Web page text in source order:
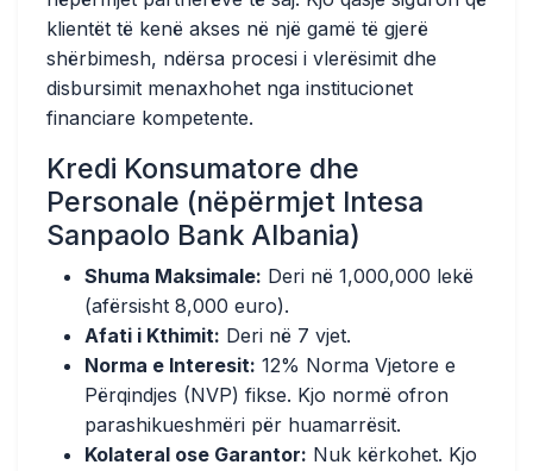
klientët të kenë akses në një gamë të gjerë
shërbimesh, ndërsa procesi i vlerësimit dhe
disbursimit menaxhohet nga institucionet
financiare kompetente.
Kredi Konsumatore dhe
Personale (nëpërmjet Intesa
Sanpaolo Bank Albania)
Shuma Maksimale: Deri në 1,000,000 lekë
(afërsisht 8,000 euro).
Afati i Kthimit: Deri në 7 vjet.
Norma e Interesit: 12% Norma Vjetore e
Përqindjes (NVP) fikse. Kjo normë ofron
parashikueshmëri për huamarrësit.
Kolateral ose Garantor: Nuk kërkohet. Kjo